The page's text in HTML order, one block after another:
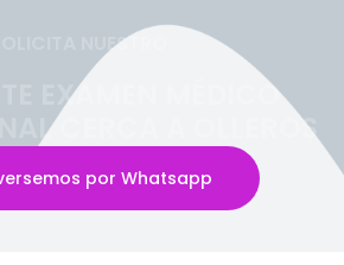
SOLICITA NUESTRO
EXAMEN MÉDICO
CERCA A OLLEROS
por Whatsapp